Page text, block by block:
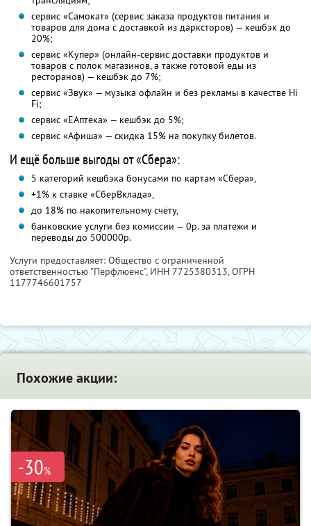
сервис «Самокат» (сервис заказа продуктов питания и
товаров для дома с доставкой из дарксторов) — кешбэк до
20%;
сервис «Купер» (онлайн-сервис доставки продуктов и
товаров с полок магазинов, а также готовой еды из
ресторанов) — кешбэк до 7%;
сервис «Звук» — музыка офлайн и без рекламы в качестве Hi
Fi;
сервис «ЕАптека» — кешбэк до 5%;
сервис «Афиша» — скидка 15% на покупку билетов.
И ещё больше выгоды от «Сбера»:
5 категорий кешбэка бонусами по картам «Сбера»,
+1% к ставке «СберВклада»,
до 18% по накопительному счёту,
банковские услуги без комиссии — 0р. за платежи и
переводы до 500000р.
Услуги предоставляет: Общество с ограниченной
ответственностью "Перфлюенс", ИНН 7725380313, ОГРН
1177746601757
Похожие акции:
-30%